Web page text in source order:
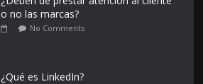
o no las marcas?
No Comments
¿Qué es LinkedIn?